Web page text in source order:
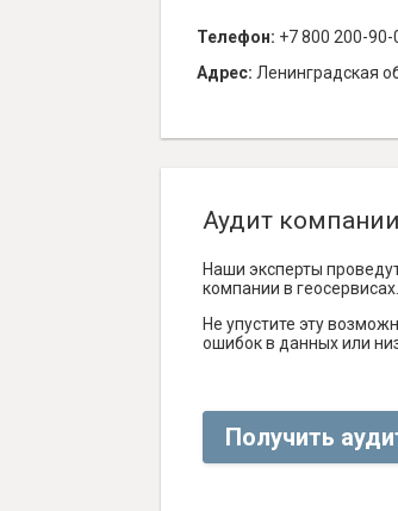
Телефон: +7 800 200-90-
Адрес: Ленинградская
Аудит
Наши эксперты
компании в геосервисах.
Не упустите эту
ошибок в данных или
Получить